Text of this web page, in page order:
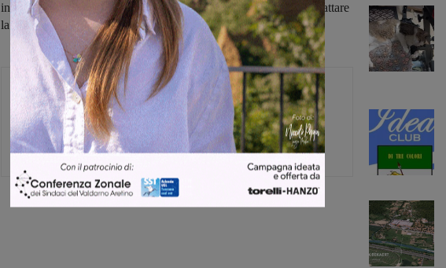
individualità importanti come Borsacchi e Umalini, intenderà riscattare
la sconfitta di misura (4-3) arrivata sabato nella tana del Bagnolo.
Michele Bossini